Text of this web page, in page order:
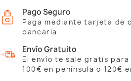
Pago Seguro
Paga mediante tarjeta de
bancaria
Envío Gratuito
El envío te sale gratis
100€ en península o 120€